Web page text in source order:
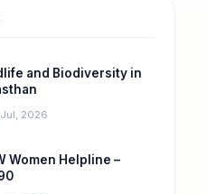
and Biodiversity in
2026
Women Helpline –